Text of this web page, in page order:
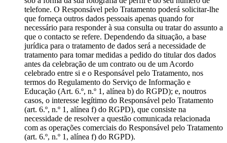
telefone. O Responsável pelo Tratamento poderá solicitar-lhe
que forneça outros dados pessoais apenas quando for
necessário para responder à sua consulta ou tratar do assunto a
que o contacto se refere. Dependendo da situação, a base
jurídica para o tratamento de dados será a necessidade de
tratamento para tomar medidas a pedido do titular dos dados
antes da celebração de um contrato ou de um Acordo
celebrado entre si e o Responsável pelo Tratamento, nos
termos do Regulamento do Serviço de Informação e
Educação (Art. 6.º, n.º 1, alínea b) do RGPD); e, noutros
casos, o interesse legítimo do Responsável pelo Tratamento
(art. 6.º, n.º 1, alínea f) do RGPD), que consiste na
necessidade de resolver a questão comunicada relacionada
com as operações comerciais do Responsável pelo Tratamento
(art. 6.º, n.º 1, alínea f) do RGPD).